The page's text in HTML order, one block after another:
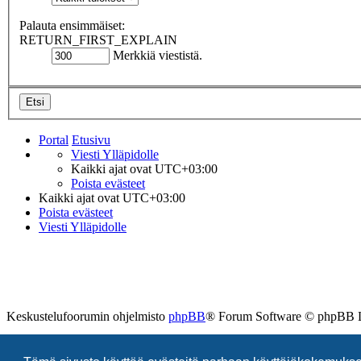
Palauta ensimmäiset:
RETURN_FIRST_EXPLAIN
Merkkiä viestistä.
Portal Etusivu
Viesti Ylläpidolle
Kaikki ajat ovat UTC+03:00
Poista evästeet
Kaikki ajat ovat UTC+03:00
Poista evästeet
Viesti Ylläpidolle
Keskustelufoorumin ohjelmisto phpBB® Forum Software © phpBB